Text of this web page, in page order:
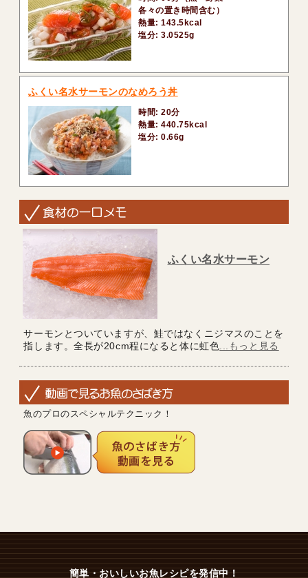
各々の置き時間含む）
熱量: 143.5kcal
塩分: 3.0525g
ふくい名水サーモンのなめろう丼
時間: 20分
熱量: 440.75kcal
塩分: 0.66g
ふくい名水サーモン
サーモンとついていますが、鮭ではなくニジマスのことを
指します。全長が20cm程になると体に虹色 ...もっと見る
魚のプロのスペシャルテクニック！
簡単・おいしいお魚レシピを発信中！